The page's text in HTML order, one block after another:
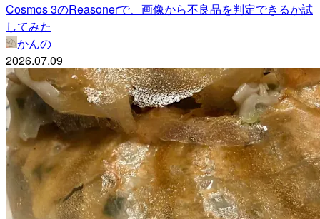
Cosmos 3のReasonerで、画像から不良品を判定できるか試
してみた
かんの
2026.07.09